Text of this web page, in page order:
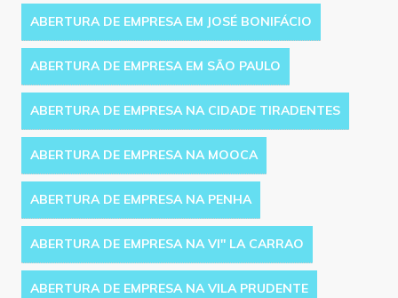
ABERTURA DE EMPRESA EM JOSÉ BONIFÁCIO
ABERTURA DE EMPRESA EM SÃO PAULO
ABERTURA DE EMPRESA NA CIDADE TIRADENTES
ABERTURA DE EMPRESA NA MOOCA
ABERTURA DE EMPRESA NA PENHA
ABERTURA DE EMPRESA NA VI'' LA CARRAO
ABERTURA DE EMPRESA NA VILA PRUDENTE